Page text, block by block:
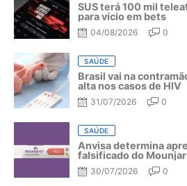
SUS terá 100 mil
para vício em bets
04/08/2026 0
SAÚDE
Brasil vai na
alta nos casos de HIV
31/07/2026 0
SAÚDE
Anvisa determina
falsificado do
riscos do medicamento
30/07/2026 0